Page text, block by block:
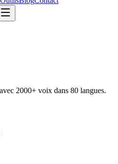
2000+ voix dans 80 langues.